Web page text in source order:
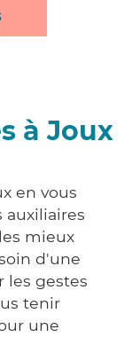
à Joux
en vous
auxiliaires
mieux
d'une
les gestes
tenir
une